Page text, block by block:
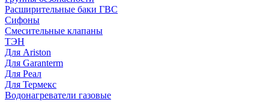
Расширительные баки ГВС
Сифоны
Смесительные клапаны
ТЭН
Для Ariston
Для Garanterm
Для Реал
Для Термекс
Водонагреватели газовые